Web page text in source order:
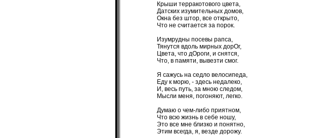
Крыши терракотового цвета,
Датских изумительных домов,
Окна без штор, все открыто,
Что не считается за порок.
Изумрудны посевы рапса,
Тянутся вдоль мирных дорОг,
Цвета, что дОроги, и снятся,
Что, в памяти, вывезти смог.
Я сажусь на седло велосипеда,
Еду к морю, - здесь недалеко,
И, весь путь, за мною следом,
Мысли меня, погоняют, легко.
Думаю о чем-либо приятном,
Что всю жизнь в себе ношу,
Это все мне близко и понятно,
Этим всегда, я, везде дорожу.